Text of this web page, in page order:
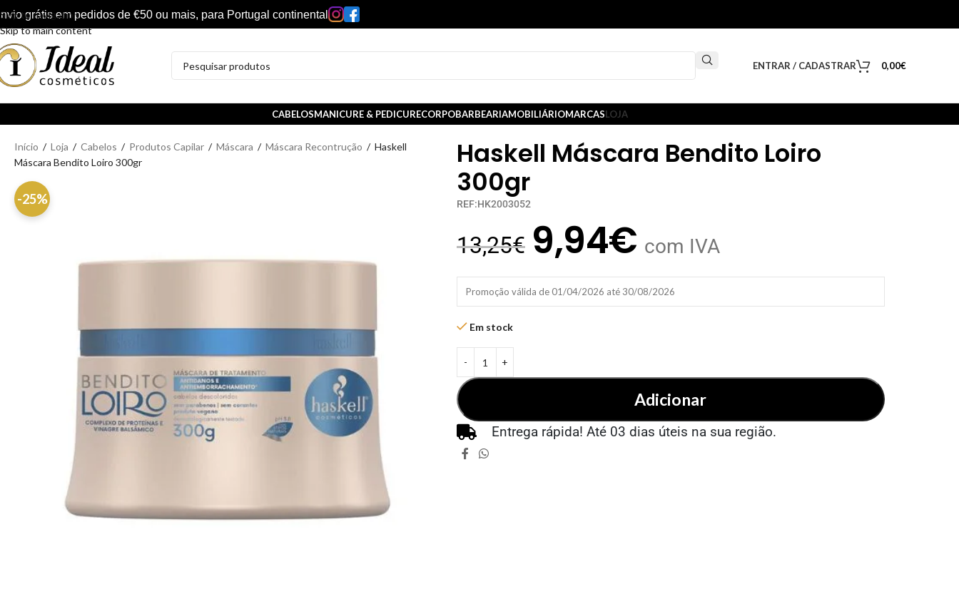
Skip to navigation
Skip to main content
grátis em pedidos de €50 ou mais, para Portugal continental
ENTRAR / CADASTRAR 0,00€
CABELOSMANICURE & PEDICURECORPOBARBEARIAMOBILIÁRIOMARCASLOJA
Início / Loja / Cabelos / Produtos Capilar / Máscara / Máscara Recontrução / Haskell
Máscara Bendito Loiro 300gr
-25%
Haskell Máscara Bendito Loiro
300gr
REF:HK2003052
13,25€ 9,94€ com IVA
Promoção válida de 01/04/2026 até 30/08/2026
Em stock
Adicionar
Entrega rápida! Até 03 dias úteis na sua região.